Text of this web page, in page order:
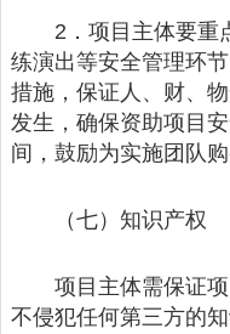
2．项目主体要重
练演出等安全管理环
措施，保证人、财、
发生，确保资助项目
间，鼓励为实施团队
（七）知识产权
项目主体需保证
不侵犯任何第三方的